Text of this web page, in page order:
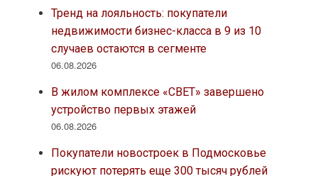
Тренд на лояльность: покупатели
недвижимости бизнес-класса в 9 из 10
случаев остаются в сегменте
06.08.2026
В жилом комплексе «СВЕТ» завершено
устройство первых этажей
06.08.2026
Покупатели новостроек в Подмосковье
рискуют потерять еще 300 тысяч рублей